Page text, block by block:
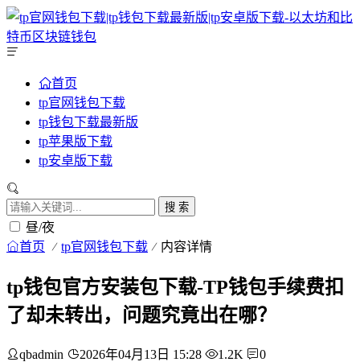
首页
tp官网钱包下载
tp钱包下载最新版
tp苹果版下载
tp安卓版下载
搜 索
昼/夜
首页 tp官网钱包下载 内容详情
tp钱包官方安装包下载-TP钱包手续费扣
了却未转出，问题究竟出在哪？
qbadmin 2026年04月13日 15:28 1.2K 0